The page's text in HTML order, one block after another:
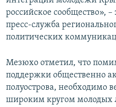
российское сообщество»,
пресс-служба
политических
Мезюхо отметил, что
поддержки общественно
полуострова, необходимо
широким кругом молодых